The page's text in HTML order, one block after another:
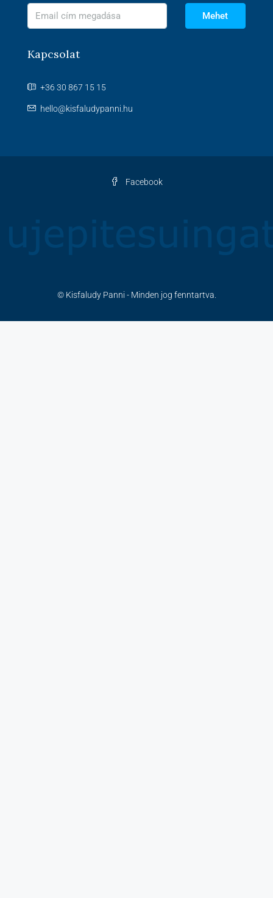
Mehet
Kapcsolat
+36 30 867 15 15
hello@kisfaludypanni.hu
Facebook
© Kisfaludy Panni - Minden jog fenntartva.